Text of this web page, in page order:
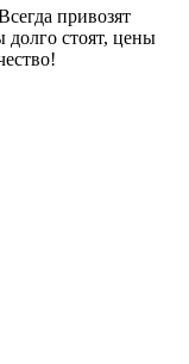
привозят
долго стоят, цены